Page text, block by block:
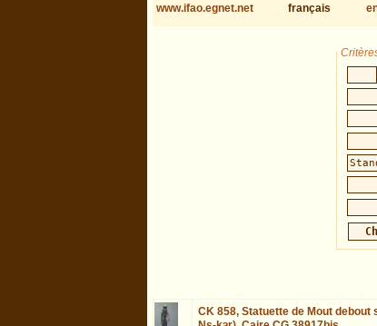
www.ifao.egnet.net français
CK 858, Statuette de Mout debout